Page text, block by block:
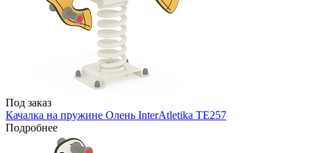
Под заказ
Качалка на пружине Олень InterAtletika TE257
Подробнее